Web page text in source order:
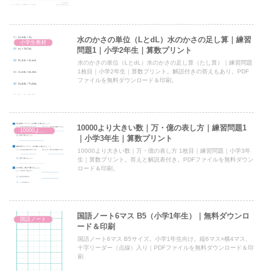
小学生教材
水のかさの単位（LとdL）水のかさの足し算｜練習
問題1｜小学2年生｜算数プリント
水のかさの単位（LとdL）水のかさの足し算（たし算）｜練習問題
1枚目｜小学2年生｜算数プリント。解説付きの答えもあり。PDF
ファイルを無料ダウンロード＆印刷。
10000より大きい数（万・億の表し方・しくみ）
10000より大きい数｜万・億の表し方｜練習問題1
｜小学3年生｜算数プリント
10000より大きい数｜万・億の表し方 1枚目｜練習問題｜小学3年
生｜算数プリント。答えと解説表付き。PDFファイルを無料ダウン
ロード＆印刷。
国語ノート
国語ノート6マス B5（小学1年生）｜無料ダウンロ
ード＆印刷
国語ノート6マス B5サイズ。小学1年生向け。縦6マス×横4マス、
十字リーダー（点線）入り｜PDFファイルを無料ダウンロード＆印
刷